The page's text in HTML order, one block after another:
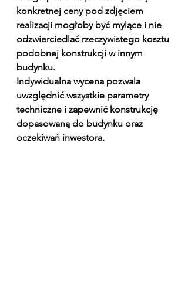
konkretnej ceny pod zdjęciem
realizacji mogłoby być mylące i nie
odzwierciedlać rzeczywistego kosztu
podobnej konstrukcji w innym
budynku.
Indywidualna wycena pozwala
uwzględnić wszystkie parametry
techniczne i zapewnić konstrukcję
dopasowaną do budynku oraz
oczekiwań inwestora.